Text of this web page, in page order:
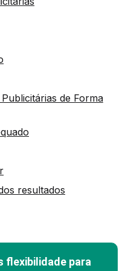
de Forma
resultados
flexibilidade para